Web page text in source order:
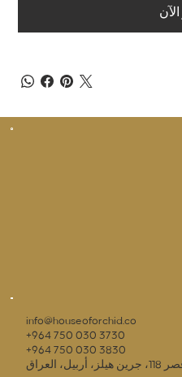
info@houseoforchid.co
+964 750 030 3730
+964 750 030 3830
هيلز، أربيل، العراق